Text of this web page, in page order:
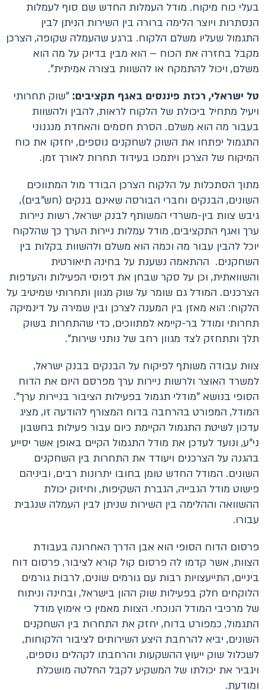
בעלי כוח מיקוח. מודל העמלות החדש שם סוף לעמלות
הנסתרות ויוצר הלימה ברורה בין השירות הניתן לבין
התגמול שעליו משלם הלקוח. ברגע שהעמלה שקופה, הצרכן
מקבל בחזרה את הכוח – הוא מבין בדיוק על מה הוא
משלם, ויכול להתמקח או להשוות בצורה אמיתית".
טל ישראלי, רכזת פיננסים באגף תקציבים: "שוק תחרותי
ויעיל מתחיל ביכולת של הלקוח לראות, להבין ולהשוות
בעבור מה הוא משלם. הסרת חסמים והאחדת מנגנוני
התגמול יפתחו את השוק לשחקנים נוספים, יחזקו את כוח
המיקוח של הצרכן ויתמכו בעידוד תחרות לאורך זמן.
מתוך הסתכלות על הלקוח הצרכן הבודד מול המתווכים
השונים, הבנקים וחברי הבורסה שאינם בנקים (חש"בים),
גיבש צוות בין-משרדי המשותף לבנק ישראל, רשות ניירות
ערך ואגף התקציבים, מודל עמלות ניירות הערך כך שהלקוח
יוכל להבין עבור מה וכמה הוא משלם ולהשוות בקלות בין
השחקנים. ההתאמה נשענת על בחינה תיאורטית
והשוואתית, וכן על סקר שבחן את דפוסי הפעילות והעדפות
הצרכנים. המודל גם שומר על שוק מגוון ותחרותי שמיטיב על
הלקוח: הוא מאזן בין המענה לצרכן ובין שמירה על דינמיקה
תחרותי ומודל בר-קיימא למתווכים, כדי שהתחרות בשוק
תלך ותתחזק לצד מגוון רחב של נותני שירות".
צוות עבודה משותף לפיקוח על הבנקים בבנק ישראל,
למשרד האוצר ולרשות ניירות ערך מפרסם היום את הדוח
הסופי בנושא "מודלי תגמול בפעילות הציבור בניירות ערך".
המודל, המפורט בהרחבה בדוח המצורף להודעה זו, מציג
עדכון לשיטת התגמול הקיימת כיום עבור פעילות בחשבון
ני"ע, ונועד לעדכן את מודל התגמול הקיים באופן אשר יסייע
בהגנה על הצרכנים ויעודד את התחרות בין השחקנים
השונים. המודל החדש טומן בחובו יתרונות רבים, וביניהם
פישוט מודל הגבייה, הגברת השקיפות, וחיזוק יכולת
ההשוואה וההלימה בין השירות שניתן לבין העמלה שנגבית
עבורו.
פרסום הדוח הסופי הוא אבן הדרך האחרונה בעבודת
הצוות, אשר קדמו לה פרסום קול קורא לציבור, פרסום דוח
ביניים, התייעצויות רבות עם גורמים שונים, לרבות גורמים
הלוקחים חלק בפעילות שוק ההון בישראל, ובחינה וניתוח
של מרכיבי המודל הנוכחי. הצוות מאמין כי אימוץ מודל
התגמול, כמפורט בדוח, יחזק את התחרות בין השחקנים
השונים, יביא להרחבת היצע השירותים לציבור הלקוחות,
לשכלול שוק ייעוץ ההשקעות והרחבתו לקהלים נוספים,
ויגביר את יכולתו של המשקיע לקבל החלטה מושכלת
ומודעת.